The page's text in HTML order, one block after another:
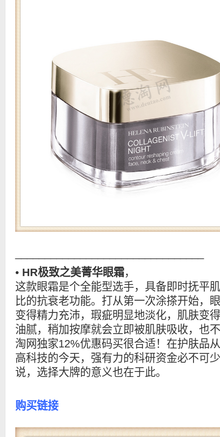
• HR极致之美菁华眼霜，
这款眼霜是个全能型选手，具备即时抚平
比的抗衰老功能。打从第一次涂搽开始，
变得精力充沛，瑕疵明显地淡化，肌肤变
油腻，稍加按摩就会立即被肌肤吸收，也
淘网独家12%优惠码买很合适！在护肤品
高科技的今天，强有力的科研资金必不可
说，选择大牌的意义也在于此。
购买链接